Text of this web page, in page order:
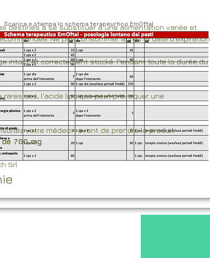
destinés à se substituer à une alimentation variée et
Ne pas consommer après la date d'expiration
intact et correctement stocké. Pendant toute la durée du
cas, l'acide lipoïque peut provoquer une
votre médecin avant de prendre le produit.
700 mg
Srl
Scarica e stampa lo schema terapeurtico EmOftal